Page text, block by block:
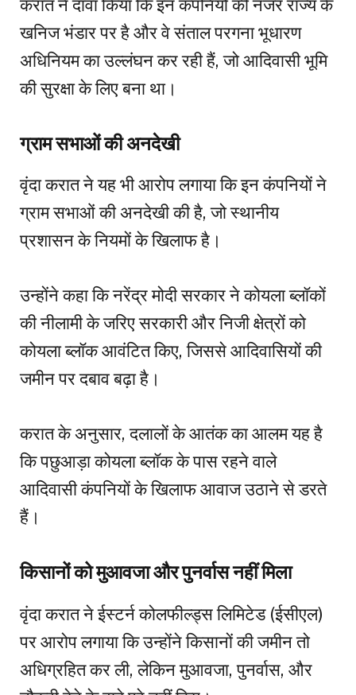
करात ने दावा किया कि इन कंपनियों की नजर राज्य के
खनिज भंडार पर है और वे संताल परगना भूधारण
अधिनियम का उल्लंघन कर रही हैं, जो आदिवासी भूमि
की सुरक्षा के लिए बना था।
ग्राम सभाओं की अनदेखी
वृंदा करात ने यह भी आरोप लगाया कि इन कंपनियों ने
ग्राम सभाओं की अनदेखी की है, जो स्थानीय
प्रशासन के नियमों के खिलाफ है।
उन्होंने कहा कि नरेंद्र मोदी सरकार ने कोयला ब्लॉकों
की नीलामी के जरिए सरकारी और निजी क्षेत्रों को
कोयला ब्लॉक आवंटित किए, जिससे आदिवासियों की
जमीन पर दबाव बढ़ा है।
करात के अनुसार, दलालों के आतंक का आलम यह है
कि पछुआड़ा कोयला ब्लॉक के पास रहने वाले
आदिवासी कंपनियों के खिलाफ आवाज उठाने से डरते
हैं।
किसानों को मुआवजा और पुनर्वास नहीं मिला
वृंदा करात ने ईस्टर्न कोलफील्ड्स लिमिटेड (ईसीएल)
पर आरोप लगाया कि उन्होंने किसानों की जमीन तो
अधिग्रहित कर ली, लेकिन मुआवजा, पुनर्वास, और